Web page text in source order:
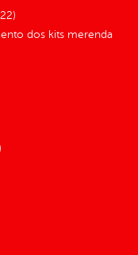
dos kits merenda